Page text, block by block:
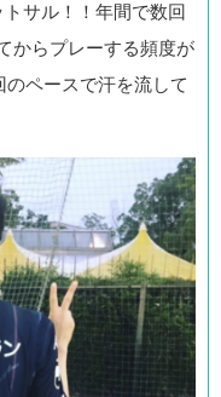
サル！！年間で数回
からプレーする頻度が
のペースで汗を流して